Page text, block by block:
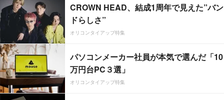
CROWN HEAD、結成1周年で見えた”バン
ドらしさ”
オリコンタイアップ特集
パソコンメーカー社員が本気で選んだ「10
万円台PC３選」
オリコンタイアップ特集